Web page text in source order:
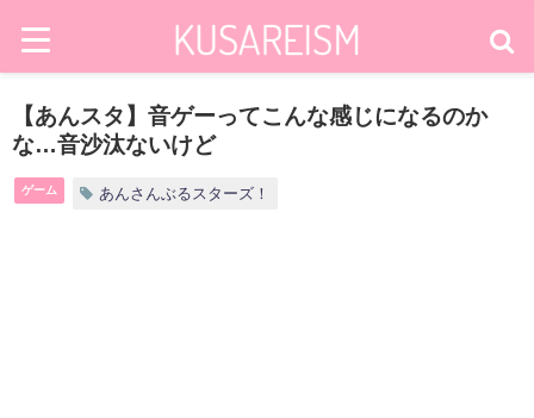
【あんスタ】音ゲーってこんな感じになるのか
な…音沙汰ないけど
ゲーム あんさんぶるスターズ！